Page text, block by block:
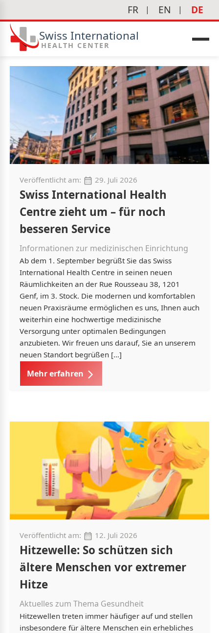
FR EN DE
Swiss International
HEALTH CENTER
Veröffentlicht am:
29. Juli 2026
Swiss International Health
Centre zieht um – für noch
besseren Service
Informationen zur medizinischen Einrichtung
Ab dem 1. September begrüßt Sie das Swiss
International Health Centre in seinen neuen
Räumlichkeiten an der Rue Rousseau 38, 1201
Genf, im 3. Stock. Die modernen und komfortablen
neuen Praxisräume ermöglichen es uns, Ihnen auch
weiterhin eine hochwertige medizinische
Versorgung unter optimalen Bedingungen
anzubieten. Wir freuen uns darauf, Sie an unserem
neuen Standort begrüßen […]
Mehr erfahren
Veröffentlicht am: 12. Juli 2026
Hitzewelle: So schützen sich
ältere Menschen vor extremer
Hitze
Aktuelles zum Thema Gesundheit
Hitzewellen treten immer häufiger auf und stellen
insbesondere für ältere Menschen ein erhebliches